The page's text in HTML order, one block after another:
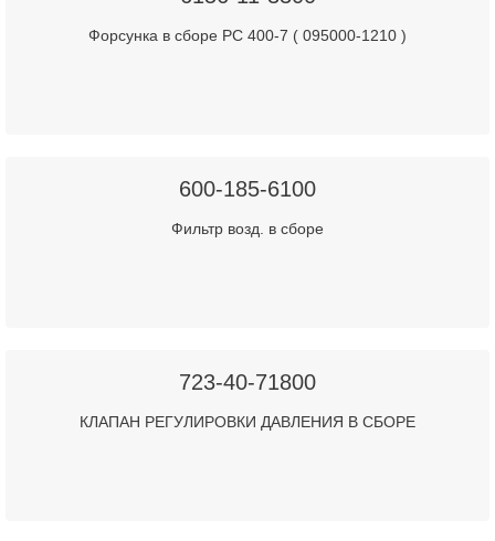
Форсунка в сборе PC 400-7 ( 095000-1210 )
600-185-6100
Фильтр возд. в сборе
723-40-71800
КЛАПАН РЕГУЛИРОВКИ ДАВЛЕНИЯ В СБОРЕ